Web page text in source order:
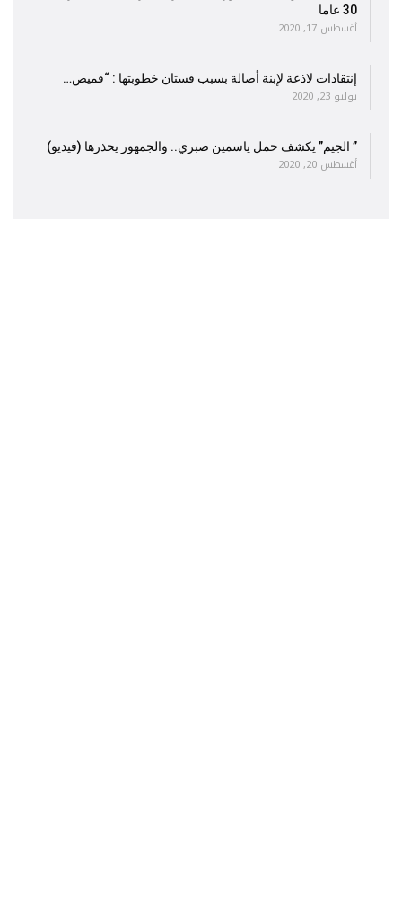
30 عاما
أغسطس 17, 2020
إنتقادات لاذعة لإبنة أصالة بسبب فستان خطوبتها : “قميص…
يوليو 23, 2020
” الجيم” يكشف حمل ياسمين صبري.. والجمهور يحذرها (فيديو)
أغسطس 20, 2020